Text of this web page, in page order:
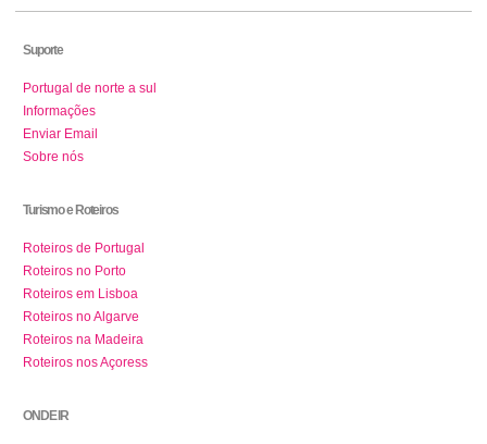
Suporte
Portugal de norte a sul
Informações
Enviar Email
Sobre nós
Turismo e Roteiros
Roteiros de Portugal
Roteiros no Porto
Roteiros em Lisboa
Roteiros no Algarve
Roteiros na Madeira
Roteiros nos Açoress
ONDE IR